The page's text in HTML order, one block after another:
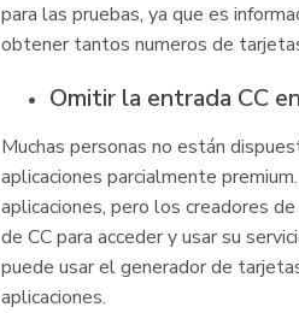
para las pruebas, ya que es
obtener tantos numeros de
Omitir la entrada CC
Muchas personas no están
aplicaciones parcialmente
aplicaciones, pero los creadores
de CC para acceder y usar su
puede usar el generador de
aplicaciones.